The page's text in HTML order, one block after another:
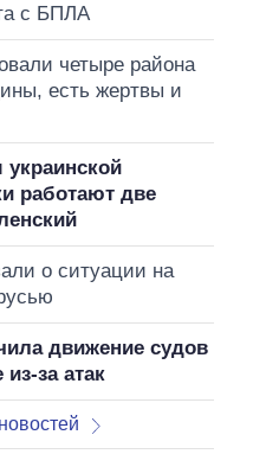
с БПЛА
четыре района
есть жертвы и
работают две
о ситуации на
движение судов
за атак